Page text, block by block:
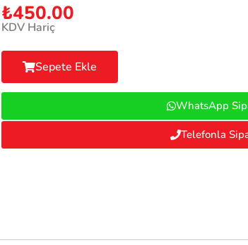
₺450.00
KDV Hariç
Sepete Ekle
WhatsApp
Telefonla